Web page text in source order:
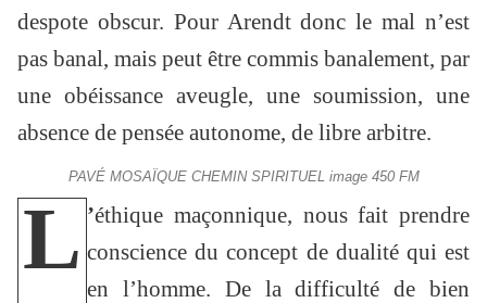
despote obscur. Pour Arendt donc le mal n’est
pas banal, mais peut être commis banalement, par
une obéissance aveugle, une soumission, une
absence de pensée autonome, de libre arbitre.
PAVÉ MOSAÏQUE CHEMIN SPIRITUEL image 450 FM
L ’éthique maçonnique, nous fait prendre
conscience du concept de dualité qui est
en l’homme. De la difficulté de bien